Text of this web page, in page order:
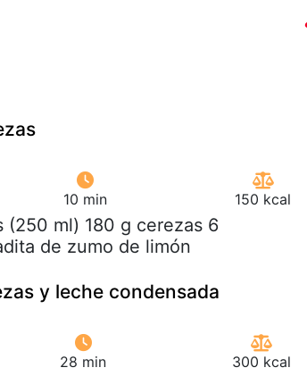
10 min 150 kcal
(250 ml) 180 g cerezas 6
de zumo de limón
y leche condensada
28 min 300 kcal